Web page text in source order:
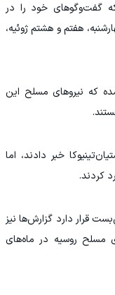
گفت‌و‌گو‌های خود را در
هفتم و هشتم ژوئیه،
که نیرو‌های مسلح این
خبر دادند، اما
کردند.
قرار دارد گزارش‌ها نیز
مسلح روسیه در ماه‌های